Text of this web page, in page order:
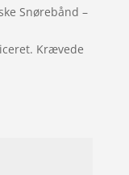
Snørebånd –
Krævede